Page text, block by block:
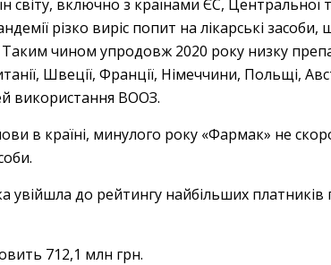
світу, включно з країнами ЄС,
різко виріс попит на лікарські
Таким чином упродовж 2020 року низку
Швеції, Франції, Німеччини, Польщі,
використання ВООЗ.
в країні, минулого року «Фармак» не
увійшла до рейтингу найбільших платників
712,1 млн грн.